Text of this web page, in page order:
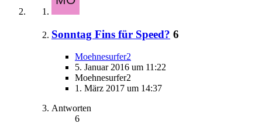
Sonntag Fins für Speed? 6
Moehnesurfer2
5. Januar 2016 um 11:22
Moehnesurfer2
1. März 2017 um 14:37
Antworten
6